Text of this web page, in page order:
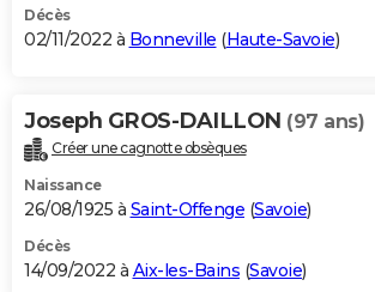
S'inscrire
Se connecter
Lycées
Collèges
Primaires
Universités
Entreprises
Service militaire
Avis de recherche
AVIS DE DÉCÈS
Bricolage
Lifestyle
Culture
Sport
Auto
Television
Voyage
Cinema
Décès
02/11/2022 à Bonneville (Haute-Savoie)
Joseph GROS-DAILLON (97 ans)
Créer une cagnotte obsèques
Naissance
26/08/1925 à Saint-Offenge (Savoie)
Décès
14/09/2022 à Aix-les-Bains (Savoie)